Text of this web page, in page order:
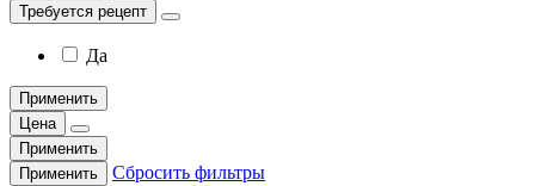
Требуется рецепт
Да
Применить
Цена
Применить
Применить
Сбросить фильтры